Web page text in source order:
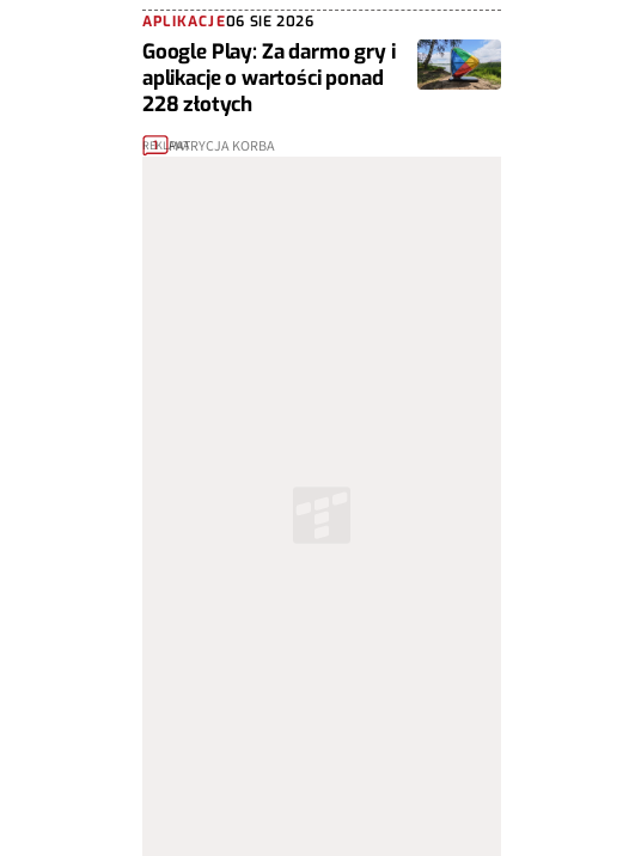
APLIKACJE06 SIE 2026
Google Play: Za darmo gry i
aplikacje o wartości ponad
228 złotych
1 PATRYCJA KORBA